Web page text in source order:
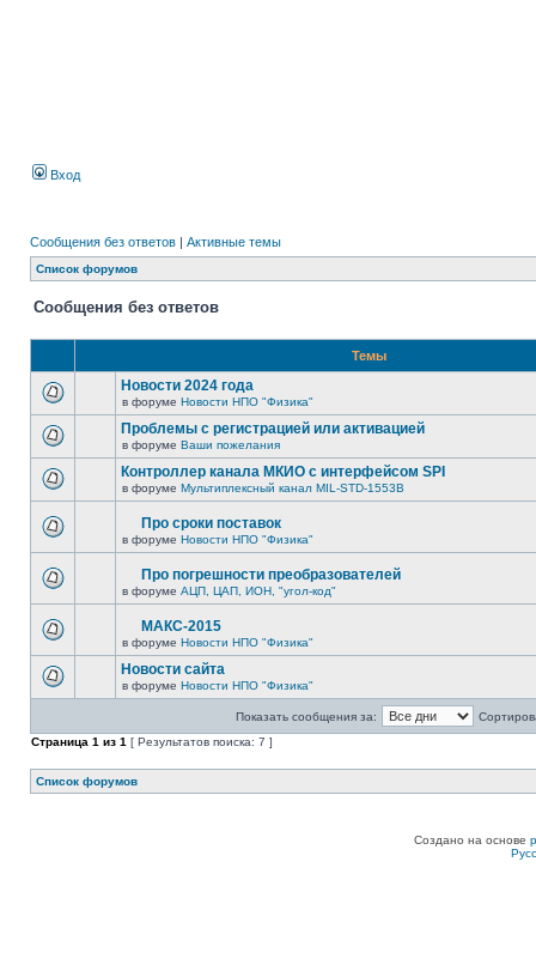
Вход
Сообщения без ответов | Активные темы
Список форумов
Сообщения без ответов
Темы
Новости 2024 года
в форуме Новости НПО "Физика"
Проблемы с регистрацией или активацией
в форуме Ваши пожелания
Контроллер канала МКИО с интерфейсом SPI
в форуме Мультиплексный канал MIL-STD-1553B
Про сроки поставок
в форуме Новости НПО "Физика"
Про погрешности преобразователей
в форуме АЦП, ЦАП, ИОН, "угол-код"
МАКС-2015
в форуме Новости НПО "Физика"
Новости сайта
в форуме Новости НПО "Физика"
Показать сообщения за:
Страница 1 из 1 [ Результатов поиска: 7 ]
Список форумов
Создано на основе